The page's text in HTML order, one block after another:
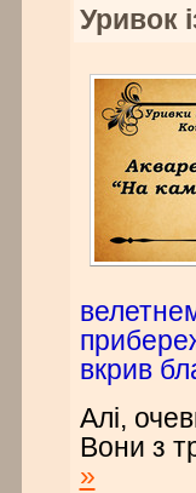
Уривок
вкрив
Алі,
Вони з
»